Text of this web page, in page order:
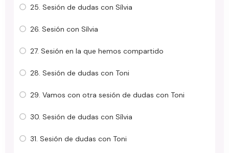
25. Sesión de dudas con Sílvia
26. Sesión con Sílvia
27. Sesión en la que hemos compartido
28. Sesión de dudas con Toni
29. Vamos con otra sesión de dudas con Toni
30. Sesión de dudas con Sílvia
31. Sesión de dudas con Toni